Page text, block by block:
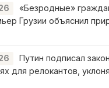
«Безродные»
Грузии объяснил
Путин подписал
для релокантов,